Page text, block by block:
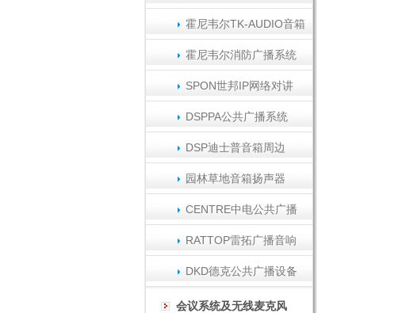
霍尼韦尔TK-AUDIO音箱
霍尼韦尔消防广播系统
SPON世邦IP网络对讲
DSPPA公共广播系统
DSP迪士普音箱周边
园林草地音箱扬声器
CENTRE中电公共广播
RATTOP雷拓广播音响
DKD德克公共广播设备
会议系统及无线麦克风